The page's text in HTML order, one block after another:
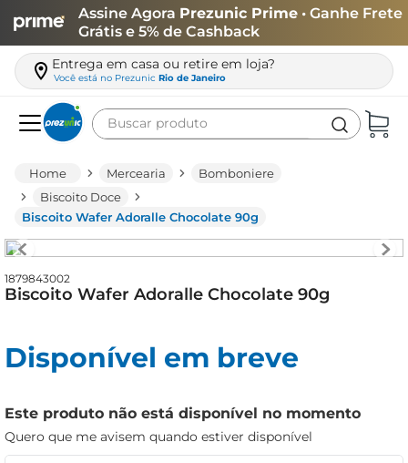
Assine Agora Prezunic Prime • Ganhe Frete
Grátis e 5% de Cashback
Entrega em casa ou retire em loja?
Você está no Prezunic Rio de Janeiro
Buscar produto
Mercearia
Bomboniere
Biscoito Doce
Biscoito Wafer Adoralle Chocolate 90g
1879843002
Biscoito Wafer Adoralle Chocolate 90g
Disponível em breve
Este produto não está disponível no momento
Quero que me avisem quando estiver disponível
leite
queijo
arroz
iogurte
papel higiênico